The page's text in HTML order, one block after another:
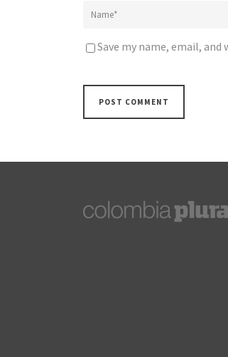
Save my name, email,